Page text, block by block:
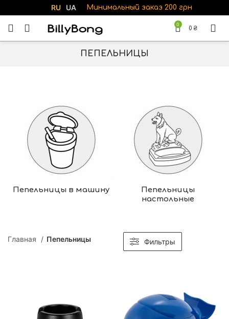
RU UA Минимальный заказ 200 грн
0
0 ₴
ПЕПЕЛЬНИЦЫ
Пепельницы в машину
Пепельницы
настольные
Главная Пепельницы Фильтры